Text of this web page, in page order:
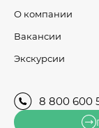
О компании
Вакансии
Экскурсии
8 800 600